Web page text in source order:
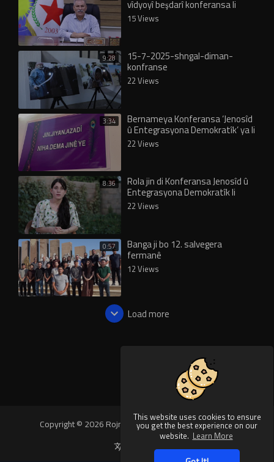
This website uses cookies to ensure
you get the best experience on our
website. Learn More
vîdyoyî beşdarî konferansa li
Şengalê bû
15 Views
9:28 15-7-2025-shngal-diman-
konfranse
22 Views
3:34 Bernameya Konferansa ‘Jenosîd
û Entegrasyona Demokratîk’ ya li
Şengalê eşkere bû
22 Views
8:36 Rola jin di Konferansa Jenosîd û
Entegrasyona Demokratîk li
Şengalê de
22 Views
0:57 Banga ji bo 12. salvegera
fermanê
12 Views
Load more
Copyright © 2026 Rojnews Video. All rights reserved.
Language